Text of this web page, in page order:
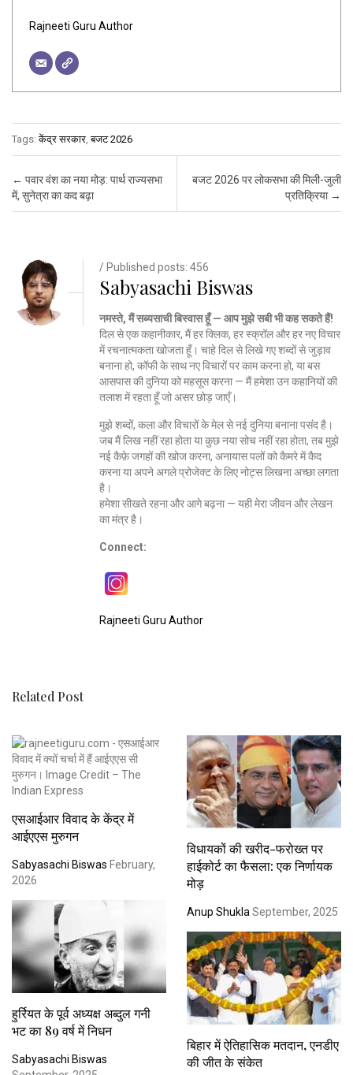
Rajneeti Guru Author
Tags:केंद्र सरकार ,बजट 2026
Post navigation
← पवार वंश का नया मोड़: पार्थ राज्यसभा
में, सुनेत्रा का कद बढ़ा
बजट 2026 पर लोकसभा की मिली-जुली
प्रतिक्रिया →
/ Published posts: 456
Sabyasachi Biswas
नमस्ते, मैं सब्यसाची बिस्वास हूँ — आप मुझे सबी भी कह सकते हैं!
दिल से एक कहानीकार, मैं हर क्लिक, हर स्क्रॉल और हर नए विचार
में रचनात्मकता खोजता हूँ। चाहे दिल से लिखे गए शब्दों से जुड़ाव
बनाना हो, कॉफी के साथ नए विचारों पर काम करना हो, या बस
आसपास की दुनिया को महसूस करना — मैं हमेशा उन कहानियों की
तलाश में रहता हूँ जो असर छोड़ जाएँ।
मुझे शब्दों, कला और विचारों के मेल से नई दुनिया बनाना पसंद है।
जब मैं लिख नहीं रहा होता या कुछ नया सोच नहीं रहा होता, तब मुझे
नई कैफ़े जगहों की खोज करना, अनायास पलों को कैमरे में कैद
करना या अपने अगले प्रोजेक्ट के लिए नोट्स लिखना अच्छा लगता
है।
हमेशा सीखते रहना और आगे बढ़ना — यही मेरा जीवन और लेखन
का मंत्र है।
Connect:
Rajneeti Guru Author
Related Post
एसआईआर विवाद के केंद्र में
आईएएस मुरुगन
Sabyasachi Biswas February,
2026
विधायकों की खरीद-फरोख्त पर
हाईकोर्ट का फैसला: एक निर्णायक
मोड़
Anup Shukla September, 2025
हुर्रियत के पूर्व अध्यक्ष अब्दुल गनी
भट का 89 वर्ष में निधन
Sabyasachi Biswas
बिहार में ऐतिहासिक मतदान, एनडीए
की जीत के संकेत